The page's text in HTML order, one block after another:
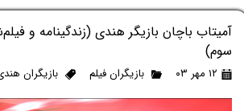
آمیتاب باچان بازیگر هندی (زندگینامه و
سوم)
۱۲ مهر ۰۳ بازیگران فیلم بازیگران